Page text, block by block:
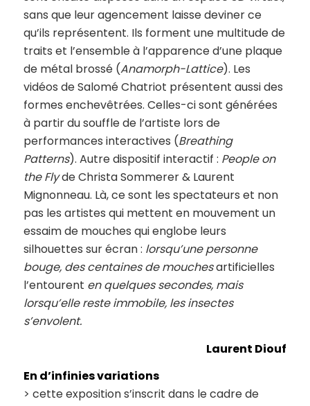
sans que leur agencement laisse deviner ce
qu’ils représentent. Ils forment une multitude de
traits et l’ensemble à l’apparence d’une plaque
de métal brossé (Anamorph-Lattice). Les
vidéos de Salomé Chatriot présentent aussi des
formes enchevêtrées. Celles-ci sont générées
à partir du souffle de l’artiste lors de
performances interactives (Breathing
Patterns). Autre dispositif interactif : People on
the Flyde Christa Sommerer & Laurent
Mignonneau. Là, ce sont les spectateurs et non
pas les artistes qui mettent en mouvement un
essaim de mouches qui englobe leurs
silhouettes sur écran : lorsqu’une personne
bouge, des centaines de mouchesartificielles
l’entourent en quelques secondes, mais
lorsqu’elle reste immobile, les insectes
s’envolent.
Laurent Diouf
En d’infinies variations
> cette exposition s’inscrit dans le cadre de